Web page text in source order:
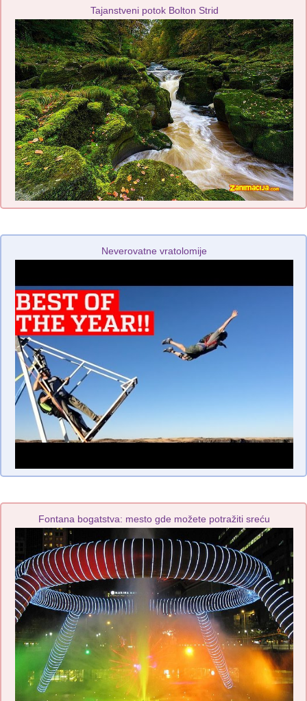
Tajanstveni potok Bolton Strid
Neverovatne vratolomije
Fontana bogatstva: mesto gde možete potražiti sreću